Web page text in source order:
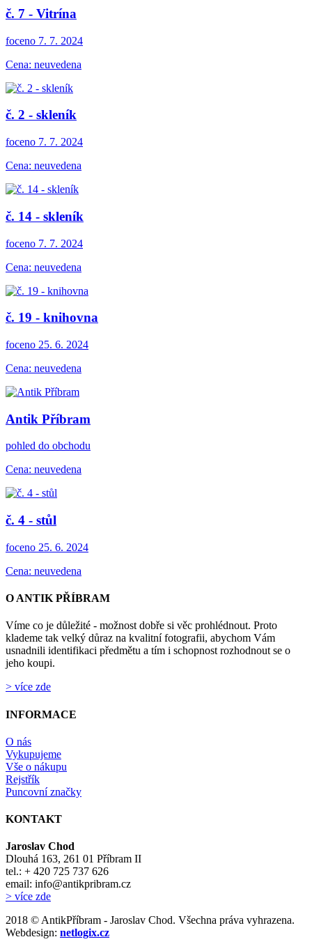
č. 7 - Vitrína
foceno 7. 7. 2024
Cena: neuvedena
č. 2 - skleník
foceno 7. 7. 2024
Cena: neuvedena
č. 14 - skleník
foceno 7. 7. 2024
Cena: neuvedena
č. 19 - knihovna
foceno 25. 6. 2024
Cena: neuvedena
Antik Příbram
pohled do obchodu
Cena: neuvedena
č. 4 - stůl
foceno 25. 6. 2024
Cena: neuvedena
O ANTIK PŘÍBRAM
Víme co je důležité - možnost dobře si věc prohlédnout. Proto
klademe tak velký důraz na kvalitní fotografii, abychom Vám
usnadnili identifikaci předmětu a tím i schopnost rozhodnout se o
jeho koupi.
> více zde
INFORMACE
O nás
Vykupujeme
Vše o nákupu
Rejstřík
Puncovní značky
KONTAKT
Jaroslav Chod
Dlouhá 163, 261 01 Příbram II
tel.: + 420 725 737 626
email: info@antikpribram.cz
> více zde
2018 © AntikPříbram - Jaroslav Chod. Všechna práva vyhrazena.
Webdesign: netlogix.cz